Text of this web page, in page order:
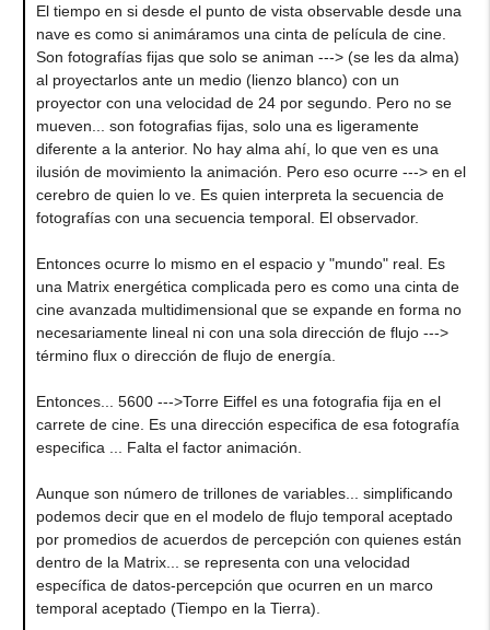
El tiempo en si desde el punto de vista observable desde una
nave es como si animáramos una cinta de película de cine.
Son fotografías fijas que solo se animan ---> (se les da alma)
al proyectarlos ante un medio (lienzo blanco) con un
proyector con una velocidad de 24 por segundo. Pero no se
mueven... son fotografias fijas, solo una es ligeramente
diferente a la anterior. No hay alma ahí, lo que ven es una
ilusión de movimiento la animación. Pero eso ocurre ---> en el
cerebro de quien lo ve. Es quien interpreta la secuencia de
fotografías con una secuencia temporal. El observador.
Entonces ocurre lo mismo en el espacio y "mundo" real. Es
una Matrix energética complicada pero es como una cinta de
cine avanzada multidimensional que se expande en forma no
necesariamente lineal ni con una sola dirección de flujo --->
término flux o dirección de flujo de energía.
Entonces... 5600 --->Torre Eiffel es una fotografia fija en el
carrete de cine. Es una dirección especifica de esa fotografía
especifica ... Falta el factor animación.
Aunque son número de trillones de variables... simplificando
podemos decir que en el modelo de flujo temporal aceptado
por promedios de acuerdos de percepción con quienes están
dentro de la Matrix... se representa con una velocidad
específica de datos-percepción que ocurren en un marco
temporal aceptado (Tiempo en la Tierra).